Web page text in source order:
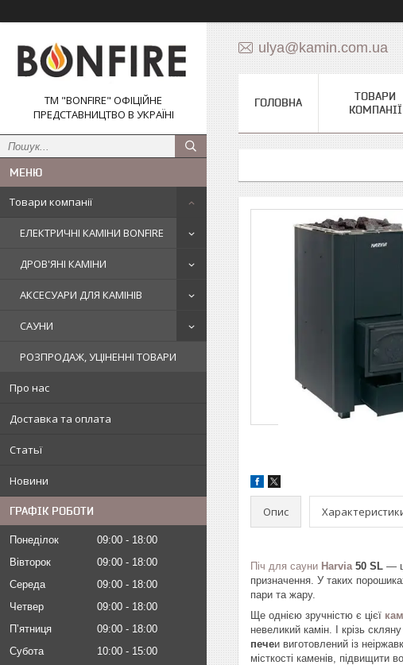
ТМ "BONFIRE" ОФІЦІЙНЕ
ПРЕДСТАВНИЦТВО В УКРАЇНІ
Товари компанії
ЕЛЕКТРИЧНІ КАМІНИ BONFIRE
ДРОВ'ЯНІ КАМІНИ
АКСЕСУАРИ ДЛЯ КАМІНІВ
САУНИ
РОЗПРОДАЖ, УЦІНЕННІ ТОВАРИ
Про нас
Доставка та оплата
Статьї
Новини
ГРАФІК РОБОТИ
Понеділок 09:00
18:00
Вівторок
09:00
18:00
Середа
09:00
18:00
Четвер
09:00
18:00
Пʼятниця
09:00
18:00
Субота
10:00
15:00
ulya@kamin.com.ua
ГОЛОВНА
ТОВАРИ
КОМПАНІЇ
Опис
Піч для сауни Harvia50 SL —
призначення. У таких
пари та жару.
Ще однією зручністю є цієї
невеликий камін. І крізь
печеи виготовлений із
місткості каменів,